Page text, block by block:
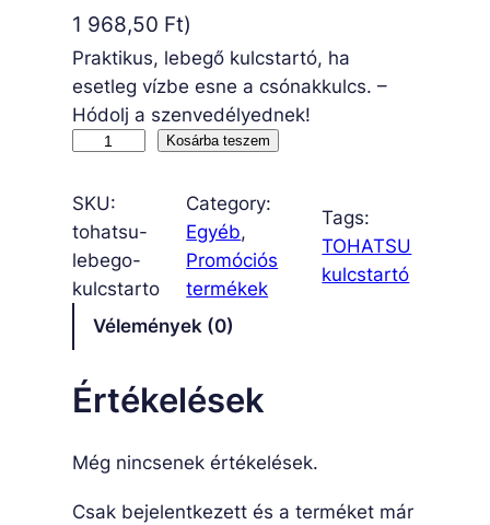
1 968,50 Ft)
Praktikus, lebegő kulcstartó, ha
esetleg vízbe esne a csónakkulcs. –
Hódolj a szenvedélyednek!
H
A
T
S
b
g
k
Kosárba teszem
SKU:
tohatsu-
lebego-
kulcstarto
Category:
Egyéb
Promóciós
termékek
Tags:
TOHATSU
kulcstartó
Vélemények (0)
Értékelések
Még nincsenek értékelések.
Csak bejelentkezett és a terméket már